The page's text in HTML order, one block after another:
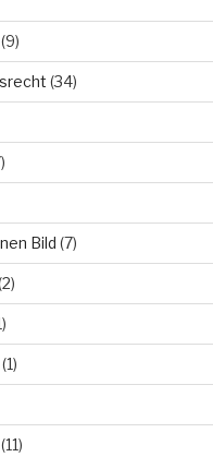
(9)
(34)
Bild (7)
(1)